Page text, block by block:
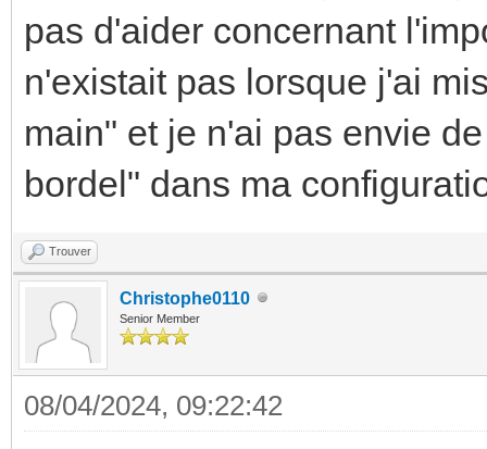
pas d'aider concernant
n'existait pas lorsque j'ai
main" et je n'ai pas envie
bordel" dans ma
Trouver
Christophe0110
Senior Member
08/04/2024, 09:22:42